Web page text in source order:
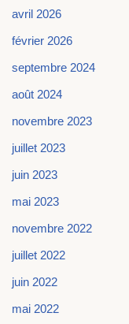
avril 2026
février 2026
septembre 2024
août 2024
novembre 2023
juillet 2023
juin 2023
mai 2023
novembre 2022
juillet 2022
juin 2022
mai 2022